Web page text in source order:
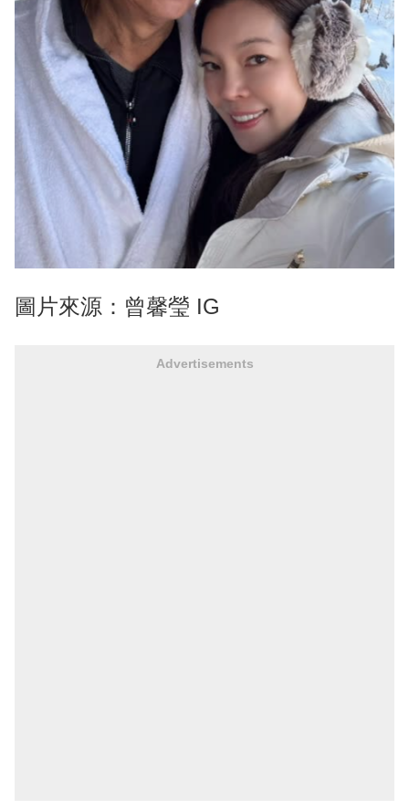
圖片來源：曾馨瑩 IG
Advertisements